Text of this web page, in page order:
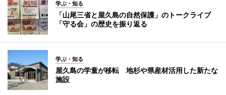
学ぶ・知る
「山尾三省と屋久島の自然保護」のトークライブ
「守る会」の歴史を振り返る
学ぶ・知る
屋久島の学童が移転 地杉や県産材活用した新たな
施設